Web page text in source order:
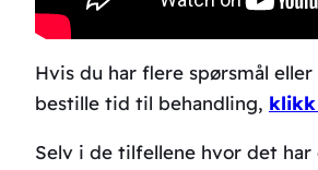
Hvis du har flere spørsmål eller
bestille tid til behandling, klikk
Selv i de tilfellene hvor det